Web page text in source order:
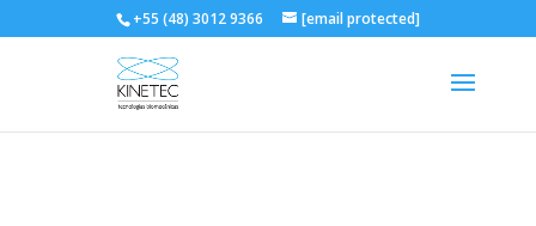
+55 (48) 3012 9366 [email protected]